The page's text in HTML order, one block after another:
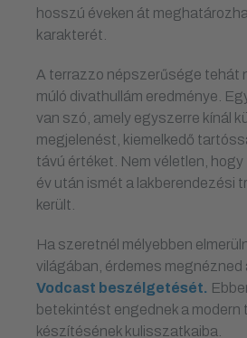
hosszú éveken át
karakterét.
A terrazzo népszerűsége tehát
múló divathullám eredménye.
van szó, amely egyszerre kínál
megjelenést, kiemelkedő
távú értéket. Nem véletlen,
év után ismét a lakberendezési
került.
Ha szeretnél mélyebben
világában, érdemes megnézned
Vodcast beszélgetését.
betekintést engednek a modern
készítésének kulisszatkaiba.